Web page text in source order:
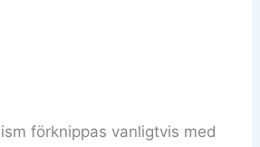
förknippas vanligtvis med